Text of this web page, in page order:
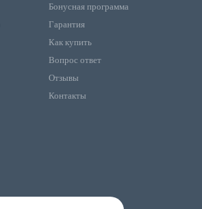
Бонусная программа
Гарантия
Как купить
Вопрос ответ
Отзывы
Контакты